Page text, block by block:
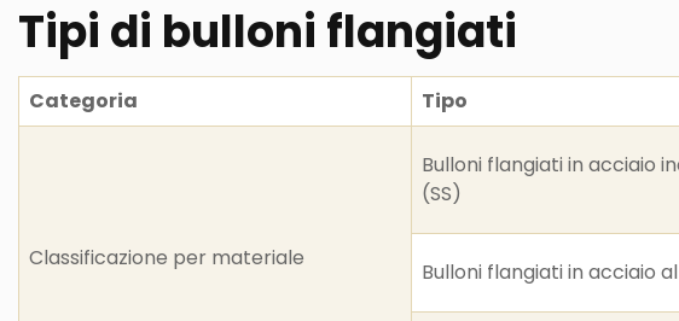
Tipi di bulloni flangiati
Categoria Tipo
Classificazione per materiale
Bulloni flangiati in acciaio
(SS)
Bulloni flangiati in acciaio